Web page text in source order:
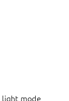
light mode